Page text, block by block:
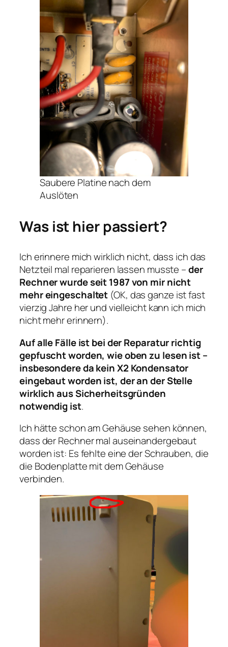
Saubere Platine nach dem
Auslöten
Was ist hier passiert?
Ich erinnere mich wirklich nicht, dass ich das
Netzteil mal reparieren lassen musste –der
Rechner wurde seit 1987 von mir nicht
mehr eingeschaltet (OK, das ganze ist fast
vierzig Jahre her und vielleicht kann ich mich
nicht mehr erinnern).
Auf alle Fälle ist bei der Reparatur richtig
gepfuscht worden, wie oben zu lesen ist –
insbesondere da kein X2 Kondensator
eingebaut worden ist, der an der Stelle
wirklich aus Sicherheitsgründen
notwendig ist.
Ich hätte schon am Gehäuse sehen können,
dass der Rechner mal auseinandergebaut
worden ist: Es fehlte eine der Schrauben, die
die Bodenplatte mit dem Gehäuse
verbinden.